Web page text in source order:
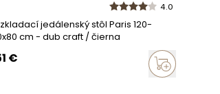
4.0
jedálenský stôl Paris 120-
cm - dub craft / čierna
€